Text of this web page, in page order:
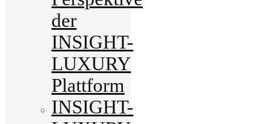
der
INSIGHT-
LUXURY
Plattform
INSIGHT-